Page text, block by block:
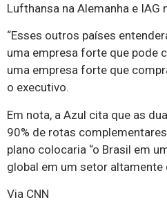
Lufthansa na Alemanha e IAG
“Esses outros países
uma empresa forte que pode
uma empresa forte que
o executivo.
Em nota, a Azul cita que as
90% de rotas
plano colocaria “o Brasil em
global em um setor altamente
Via CNN